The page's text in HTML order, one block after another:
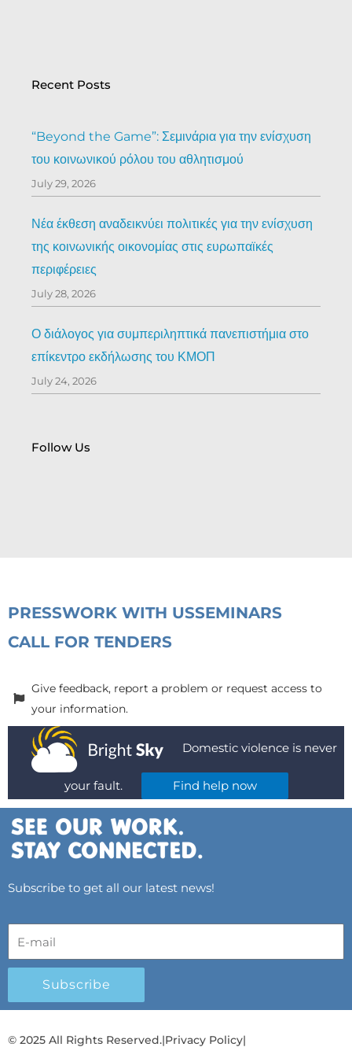
Recent Posts
“Beyond the Game”: Σεμινάρια για την ενίσχυση
του κοινωνικού ρόλου του αθλητισμού
July 29, 2026
Νέα έκθεση αναδεικνύει πολιτικές για την ενίσχυση
της κοινωνικής οικονομίας στις ευρωπαϊκές
περιφέρειες
July 28, 2026
Ο διάλογος για συμπεριληπτικά πανεπιστήμια στο
επίκεντρο εκδήλωσης του ΚΜΟΠ
July 24, 2026
Follow Us
PRESSWORK WITH USSEMINARS
CALL FOR TENDERS
Give feedback, report a problem or request access to
your information.
Domestic violence is never
your fault. Find help now
Subscribe to get all our latest news!
Subscribe
© 2025 All Rights Reserved.|Privacy Policy|